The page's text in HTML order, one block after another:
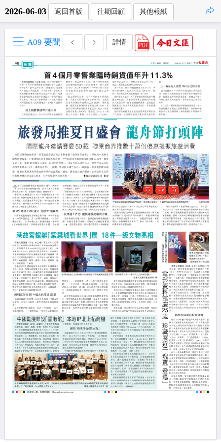
2026-06-03 返回首版 往期回顧 其他報紙
A09 要聞 詳情